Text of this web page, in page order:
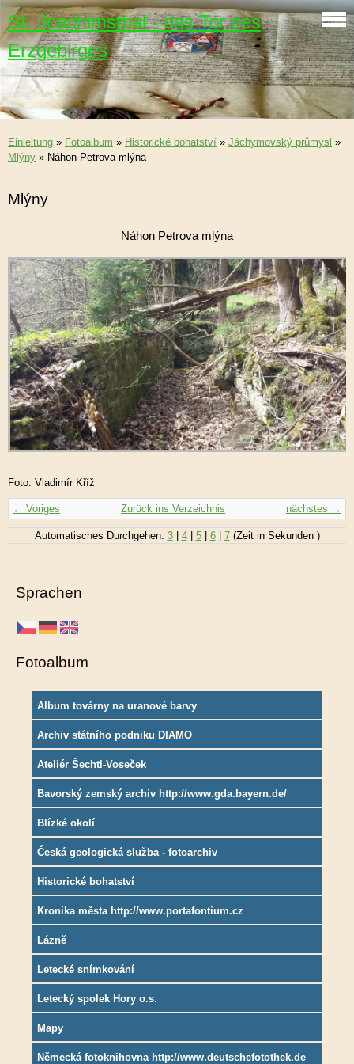
St. Joachimsthal - das Tor des
Erzgebirges
Einleitung » Fotoalbum » Historické bohatství » Jáchymovský průmysl »
Mlýny » Náhon Petrova mlýna
Mlýny
Náhon Petrova mlýna
Foto: Vladimír Kříž
← Voriges nächstes →
Zurück ins Verzeichnis
Automatisches Durchgehen: 3| 4| 5| 6| 7(Zeit in Sekunden )
Sprachen
Fotoalbum
Album továrny na uranové barvy
Archiv státního podniku DIAMO
Ateliér Šechtl-Voseček
Bavorský zemský archiv http://www.gda.bayern.de/
Blízké okolí
Česká geologická služba - fotoarchiv
Historické bohatství
Kronika města http://www.portafontium.cz
Lázně
Letecké snímkování
Letecký spolek Hory o.s.
Mapy
Německá fotoknihovna http://www.deutschefotothek.de